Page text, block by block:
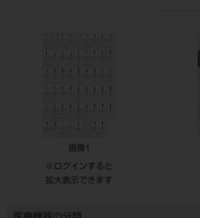
画像1
※ログインすると
拡大表示できます